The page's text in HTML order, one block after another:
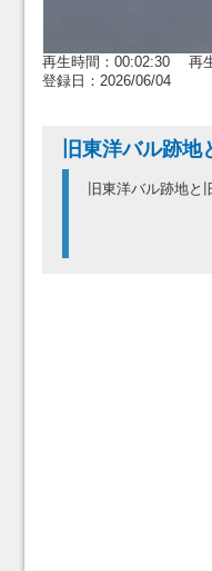
再生時間：00:02:30 再
登録日：2026/06/04
旧東洋バル跡
旧東洋バル跡地